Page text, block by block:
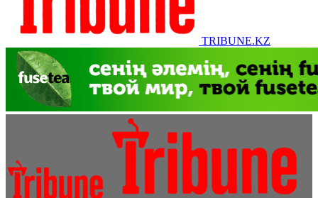
TRIBUNE.KZ